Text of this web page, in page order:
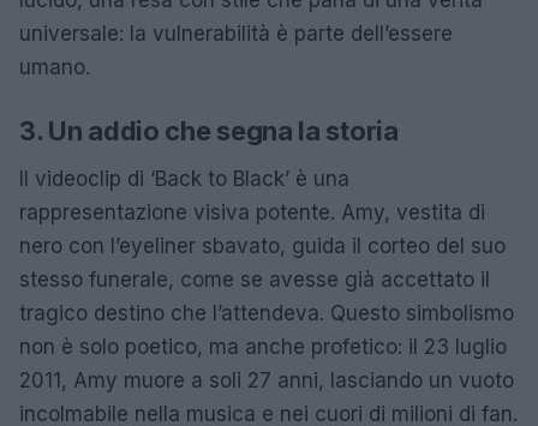
universale: la vulnerabilità è parte dell’essere
umano.
3. Un addio che segna la storia
Il videoclip di ‘Back to Black’ è una
rappresentazione visiva potente. Amy, vestita di
nero con l’eyeliner sbavato, guida il corteo del suo
stesso funerale, come se avesse già accettato il
tragico destino che l’attendeva. Questo simbolismo
non è solo poetico, ma anche profetico: il 23 luglio
2011, Amy muore a soli 27 anni, lasciando un vuoto
incolmabile nella musica e nei cuori di milioni di fan.